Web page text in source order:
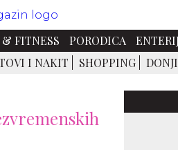
& FITNESS PORODICA
I NAKIT SHOPPING